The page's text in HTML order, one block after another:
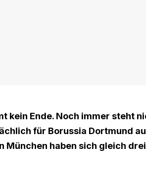
kein Ende. Noch immer steht
für Borussia Dortmund
München haben sich gleich